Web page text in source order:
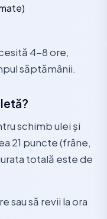
4-8 ore,
săptămânii.
schimb ulei și
21 puncte (frâne,
totală este de
sau să revii la ora